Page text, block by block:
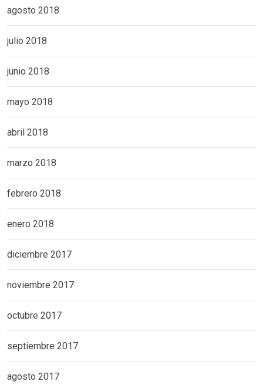
agosto 2018
julio 2018
junio 2018
mayo 2018
abril 2018
marzo 2018
febrero 2018
enero 2018
diciembre 2017
noviembre 2017
octubre 2017
septiembre 2017
agosto 2017